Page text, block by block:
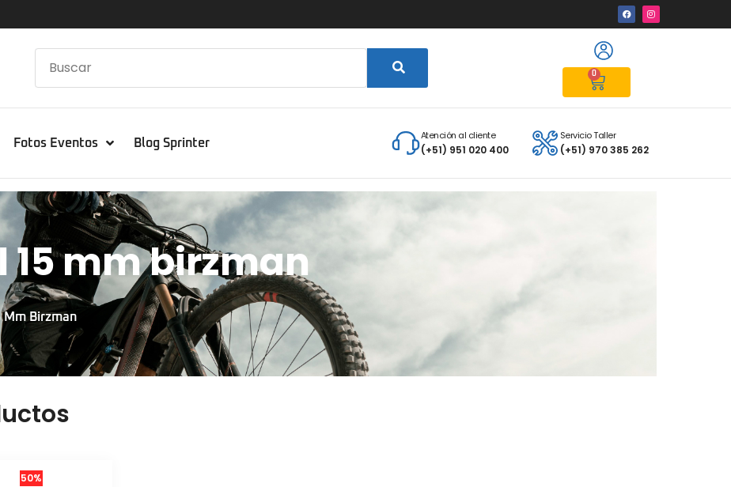
0
Fotos Eventos Blog Sprinter
Atención al cliente
(+51) 951 020 400
Servicio Taller
(+51) 970 385 262
15 mm birzman
Mm Birzman
50%